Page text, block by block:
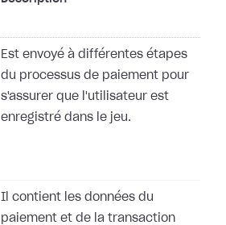
Est envoyé à différentes étapes
du processus de paiement pour
s'assurer que l'utilisateur est
enregistré dans le jeu.
Il contient les données du
paiement et de la transaction